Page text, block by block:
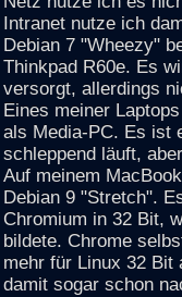
Intranet nutze ich
Debian 7 "Wheezy"
Thinkpad R60e. Es
versorgt, allerdings
Eines meiner
als Media-PC. Es ist
schleppend läuft,
Auf meinem
Debian 9 "Stretch".
Chromium in 32 Bit,
bildete. Chrome
mehr für Linux 32 Bit
damit sogar schon